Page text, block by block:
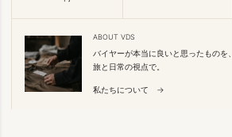
ABOUT VDS
バイヤーが本当に良いと思ったものを、
旅と日常の視点で。
私たちについて →